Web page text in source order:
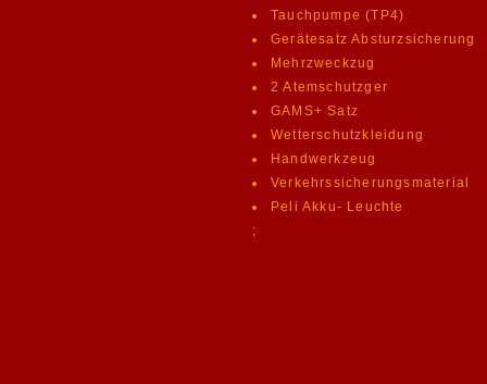
Tauchpumpe (TP4)
Gerätesatz Absturzsicherung
Mehrzweckzug
2 Atemschutzger
GAMS+ Satz
Wetterschutzkleidung
Handwerkzeug
Verkehrssicherungsmaterial
Peli Akku- Leuchte
;